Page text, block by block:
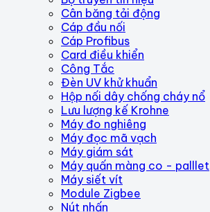
Cân băng tải động
Cáp đầu nối
Cáp Profibus
Card điều khiển
Công Tắc
Đèn UV khử khuẩn
Hộp nối dây chống cháy nổ
Lưu lượng kế Krohne
Máy đo nghiêng
Máy đọc mã vạch
Máy giám sát
Máy quấn màng co - palllet
Máy siết vít
Module Zigbee
Nút nhấn